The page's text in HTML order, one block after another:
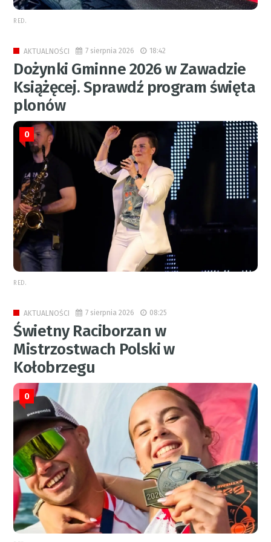
RED.
AKTUALNOŚCI 7 sierpnia 2026 18:42
Dożynki Gminne 2026 w Zawadzie
Książęcej. Sprawdź program święta
plonów
0
RED.
AKTUALNOŚCI 7 sierpnia 2026 08:25
Świetny Raciborzan w
Mistrzostwach Polski w
Kołobrzegu
0